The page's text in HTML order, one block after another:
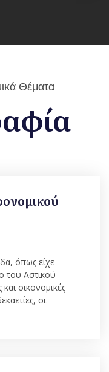
Θέματα
όπως είχε
του Αστικού
οικονομικές
οι